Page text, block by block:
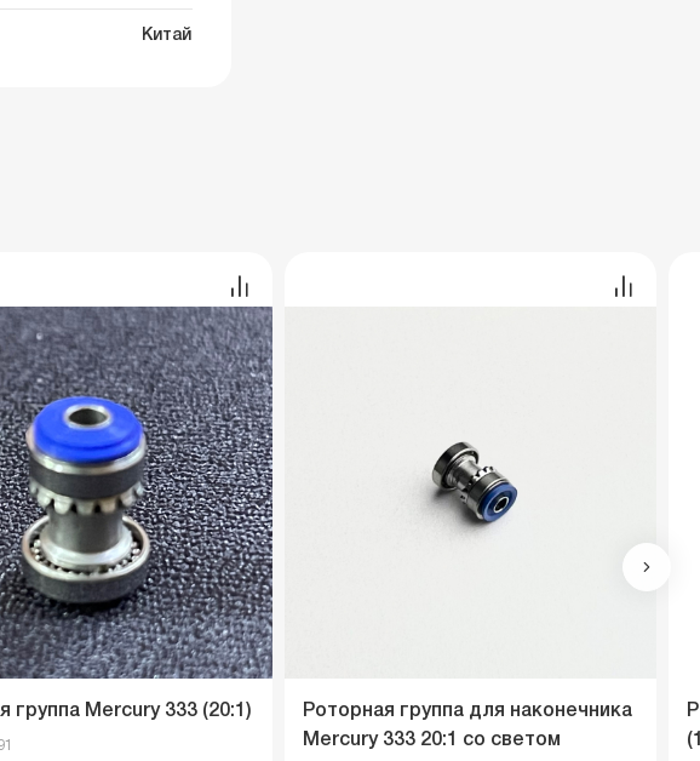
Китай
группа Меrcury 333 (20:1)
Роторная группа для наконечника
Mercury 333 20:1 со светом